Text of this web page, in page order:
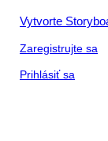
Vytvorte
Zaregistrujte sa
Prihlásiť sa